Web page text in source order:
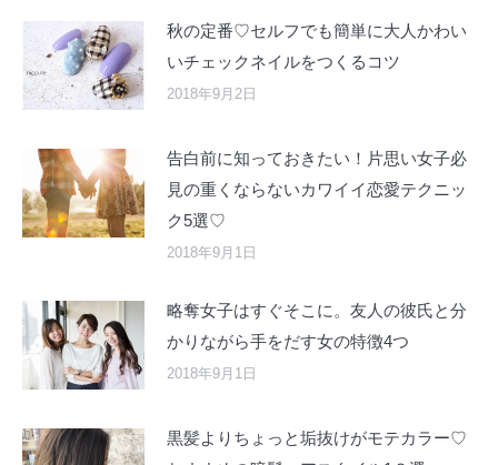
秋の定番♡セルフでも簡単に大人かわい
いチェックネイルをつくるコツ
2018年9月2日
告白前に知っておきたい！片思い女子必
見の重くならないカワイイ恋愛テクニッ
ク5選♡
2018年9月1日
略奪女子はすぐそこに。友人の彼氏と分
かりながら手をだす女の特徴4つ
2018年9月1日
黒髪よりちょっと垢抜けがモテカラー♡